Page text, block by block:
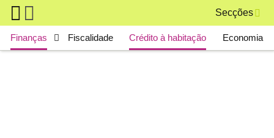
Skip to main content
Secções
Main navigation
Finanças Fiscalidade Crédito à habitação Economia